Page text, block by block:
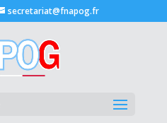
secretariat@fnapog.fr